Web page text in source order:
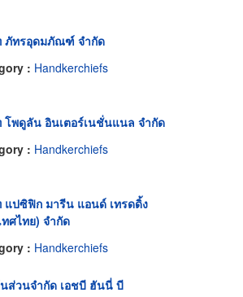
ภัทรอุดมภัณฑ์ จำกัด
: Handkerchiefs
โพดูลัน อินเตอร์เนชั่นแนล จำกัด
: Handkerchiefs
แปซิฟิก มารีน แอนด์ เทรดดิ้ง
ทศไทย) จำกัด
: Handkerchiefs
ส่วนจำกัด เอชบี ฮันนี่ บี